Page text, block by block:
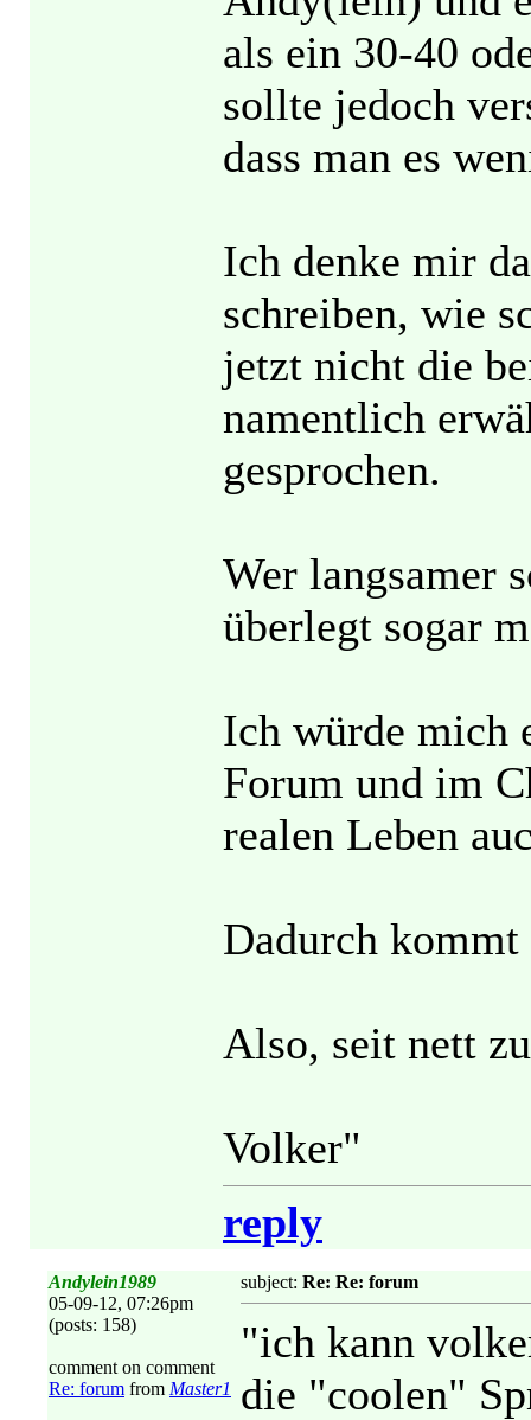
als ein 30-40
sollte jedoch
dass man es
Ich denke mir
schreiben, wie
jetzt nicht die
namentlich
gesprochen.
Wer langsamer
überlegt sogar
Ich würde mich
Forum und im
realen Leben
Dadurch
Also, seit nett
Volker"
reply
Andylein1989
05-09-12, 07:26pm
(posts: 158)
comment on comment
Re: forum from Master1
subject: Re: Re: forum
"ich kann
die "coolen"